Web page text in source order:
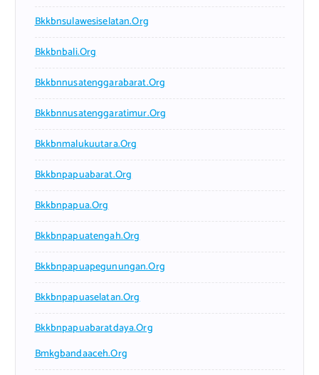
Bkkbnsulawesiselatan.org
Bkkbnbali.org
Bkkbnnusatenggarabarat.org
Bkkbnnusatenggaratimur.org
Bkkbnmalukuutara.org
Bkkbnpapuabarat.org
Bkkbnpapua.org
Bkkbnpapuatengah.org
Bkkbnpapuapegunungan.org
Bkkbnpapuaselatan.org
Bkkbnpapuabaratdaya.org
Bmkgbandaaceh.org